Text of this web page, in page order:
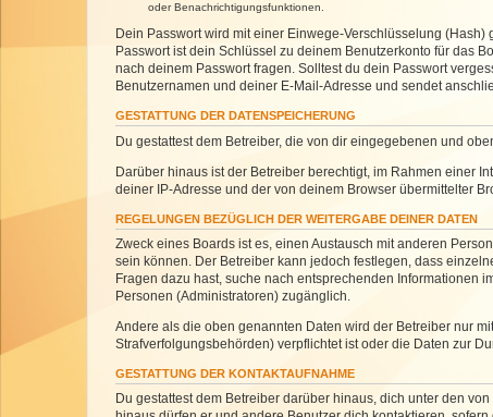
oder Benachrichtigungsfunktionen.
Dein Passwort wird mit einer Einwege-Verschlüsselung
Passwort ist dein Schlüssel zu deinem Benutzerkonto für das
nach deinem Passwort fragen. Solltest du dein Passwort
Benutzernamen und deiner E-Mail-Adresse und sendet
GESTATTUNG DER DATENSPEICHERUNG
Du gestattest dem Betreiber, die von dir eingegebenen und
Darüber hinaus ist der Betreiber berechtigt, im Rahmen einer
deiner IP-Adresse und der von deinem Browser übermittelter
REGELUNGEN BEZÜGLICH DER WEITERGABE DEINER DATEN
Zweck eines Boards ist es, einen Austausch mit anderen
sein können. Der Betreiber kann jedoch festlegen, dass
Fragen dazu hast, suche nach entsprechenden Informationen
Personen (Administratoren) zugänglich.
Andere als die oben genannten Daten wird der Betreiber nur
Strafverfolgungsbehörden) verpflichtet ist oder die Daten zur
GESTATTUNG DER KONTAKTAUFNAHME
Du gestattest dem Betreiber darüber hinaus, dich unter den